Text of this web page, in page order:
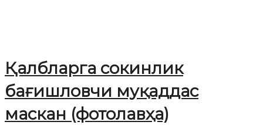
Қалбларга сокинлик
бағишловчи муқаддас
маскан (фотолавҳа)